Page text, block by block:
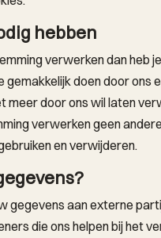
hebben
verwerken dan heb
doen door ons
meer door ons wil laten
verwerken geen
en verwijderen.
gegevens aan externe
die ons helpen bij het